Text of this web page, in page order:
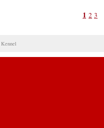
1 2 3
Kennel